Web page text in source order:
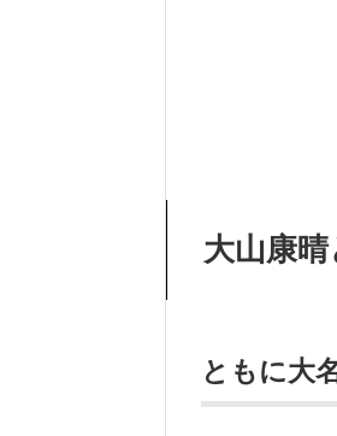
大山康
ともに大